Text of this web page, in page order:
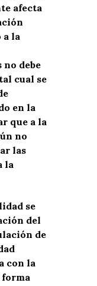
afecta
a la
debe
cual se
en la
que a la
no
las
la
se
del
de
con la
forma